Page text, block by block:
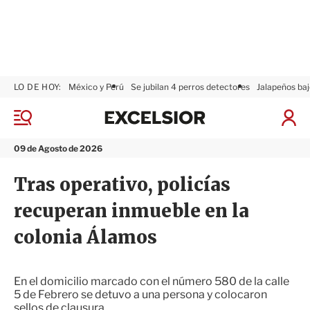
M
n
09 de Agosto de 2026
LO DE HOY: México y Perú Se jubilan 4 perros detectores Jalapeños
I
n
x
s
i
r
Tras operativo, policías
recuperan inmueble en la
colonia Álamos
En el domicilio marcado con el número 580 de la calle
5 de Febrero se detuvo a una persona y colocaron